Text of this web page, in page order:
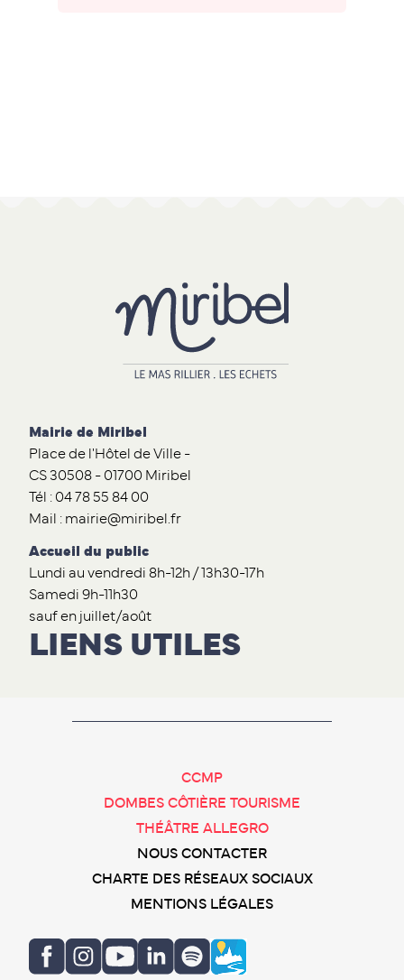
Mairie de Miribel
Place de l'Hôtel de Ville -
CS 30508 - 01700 Miribel
Tél : 04 78 55 84 00
Mail : mairie@miribel.fr
Accueil du public
Lundi au vendredi 8h-12h / 13h30-17h
Samedi 9h-11h30
sauf en juillet/août
LIENS UTILES
CCMP
DOMBES CÔTIÈRE TOURISME
THÉÂTRE ALLEGRO
NOUS CONTACTER
CHARTE DES RÉSEAUX SOCIAUX
MENTIONS LÉGALES